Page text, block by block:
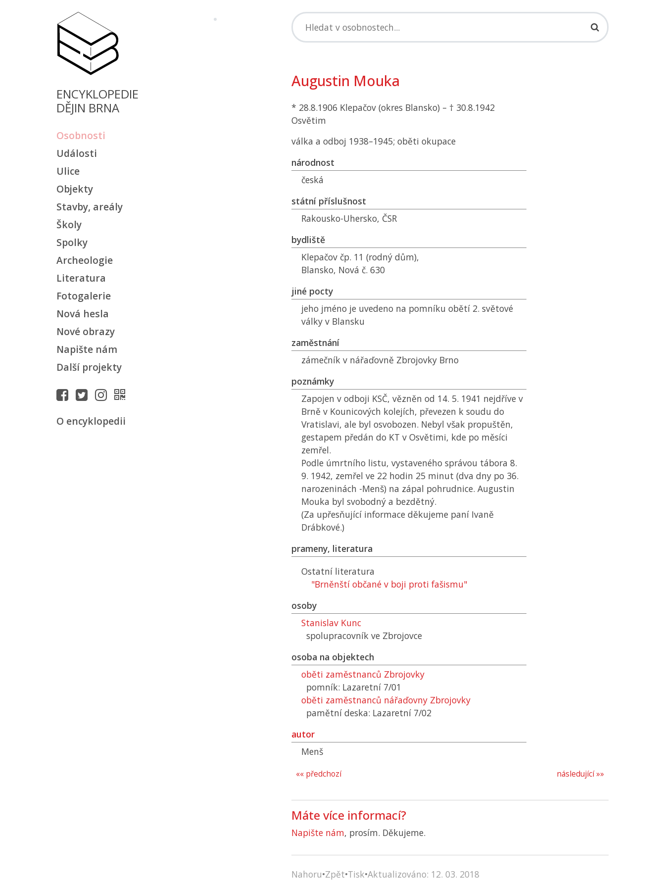
ENCYKLOPEDIE
DĚJIN BRNA
Osobnosti
Události
Ulice
Objekty
Stavby, areály
Školy
Spolky
Archeologie
Literatura
Fotogalerie
Nová hesla
Nové obrazy
Napište nám
Další projekty
O encyklopedii
Augustin Mouka
* 28.8.1906 Klepačov (okres Blansko) – † 30.8.1942
Osvětim
válka a odboj 1938–1945; oběti okupace
národnost
česká
státní příslušnost
Rakousko-Uhersko, ČSR
bydliště
Klepačov čp. 11 (rodný dům),
Blansko, Nová č. 630
jiné pocty
jeho jméno je uvedeno na pomníku obětí 2. světové
války v Blansku
zaměstnání
zámečník v nářaďovně Zbrojovky Brno
poznámky
Zapojen v odboji KSČ, vězněn od 14. 5. 1941 nejdříve v
Brně v Kounicových kolejích, převezen k soudu do
Vratislavi, ale byl osvobozen. Nebyl však propuštěn,
gestapem předán do KT v Osvětimi, kde po měsíci
zemřel.
Podle úmrtního listu, vystaveného správou tábora 8.
9. 1942, zemřel ve 22 hodin 25 minut (dva dny po 36.
narozeninách -Menš) na zápal pohrudnice. Augustin
Mouka byl svobodný a bezdětný.
(Za upřesňující informace děkujeme paní Ivaně
Drábkové.)
prameny, literatura
Ostatní literatura
"Brněnští občané v boji proti fašismu"
osoby
Stanislav Kunc
spolupracovník ve Zbrojovce
osoba na objektech
oběti zaměstnanců Zbrojovky
pomník: Lazaretní 7/01
oběti zaměstnanců nářaďovny Zbrojovky
pamětní deska: Lazaretní 7/02
autor
Menš
následující »»
«« předchozí
Máte více informací?
Napište nám, prosím. Děkujeme.
Nahoru•Zpět•Tisk•Aktualizováno: 12. 03. 2018